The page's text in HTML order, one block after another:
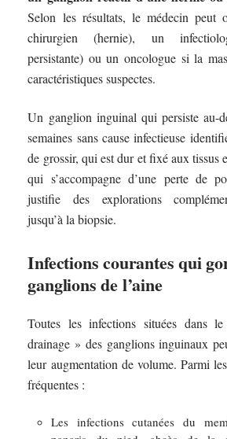
Selon les résultats, le médecin peut
chirurgien (hernie), un
persistante) ou un oncologue si la
caractéristiques suspectes.
Un ganglion inguinal qui persiste au-
semaines sans cause infectieuse
de grossir, qui est dur et fixé aux tissus
qui s’accompagne d’une perte de
justifie des explorations
jusqu’à la biopsie.
Infections courantes qui
ganglions de l’aine
Toutes les infections situées dans
drainage » des ganglions inguinaux
leur augmentation de volume. Parmi
fréquentes :
Les infections cutanées du